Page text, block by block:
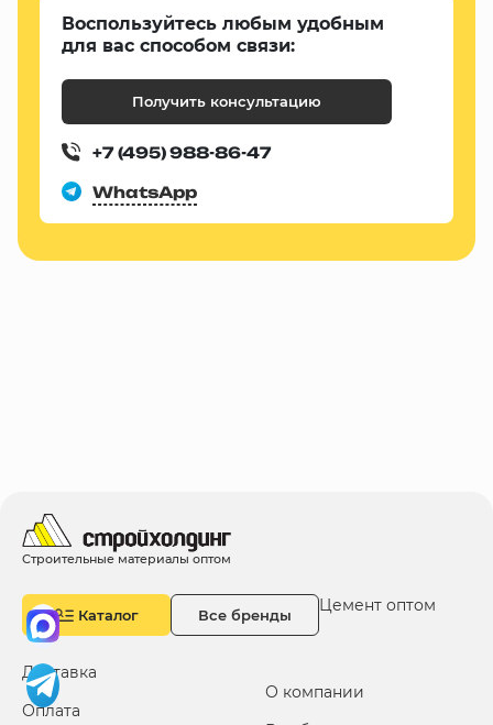
Воспользуйтесь любым удобным
для вас способом связи:
Получить консультацию
+7 (495) 988-86-47
WhatsApp
Строительные материалы оптом
Каталог Все бренды Цемент оптом
Доставка
Оплата
О компании